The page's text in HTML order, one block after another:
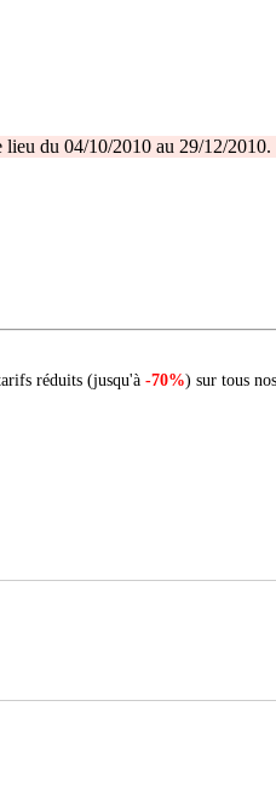
lieu du 04/10/2010 au 29/12/2010.
réduits (jusqu'à -70%) sur tous